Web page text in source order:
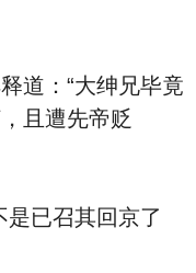
道：“大绅兄毕竟
且遭先帝贬
是已召其回京了